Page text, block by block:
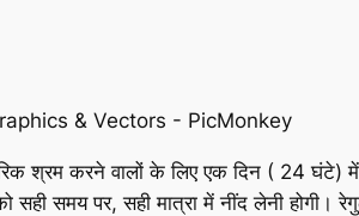
श्रम करने वालों के लिए एक दिन ( 24 घंटे) में 7
समय पर, सही मात्रा में नींद लेनी होगी।